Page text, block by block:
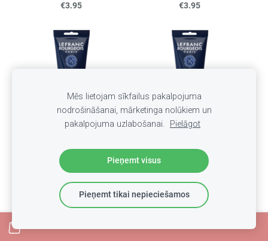
€3.95
€3.95
328 alizarine carmine
€3.95
351 rose
Mēs lietojam sīkfailus pakalpojuma
nodrošināšanai, mārketinga nolūkiem un
pakalpojuma uzlabošanai.
Pielāgot
Pieņemt visus
Pieņemt tikai nepieciešamos